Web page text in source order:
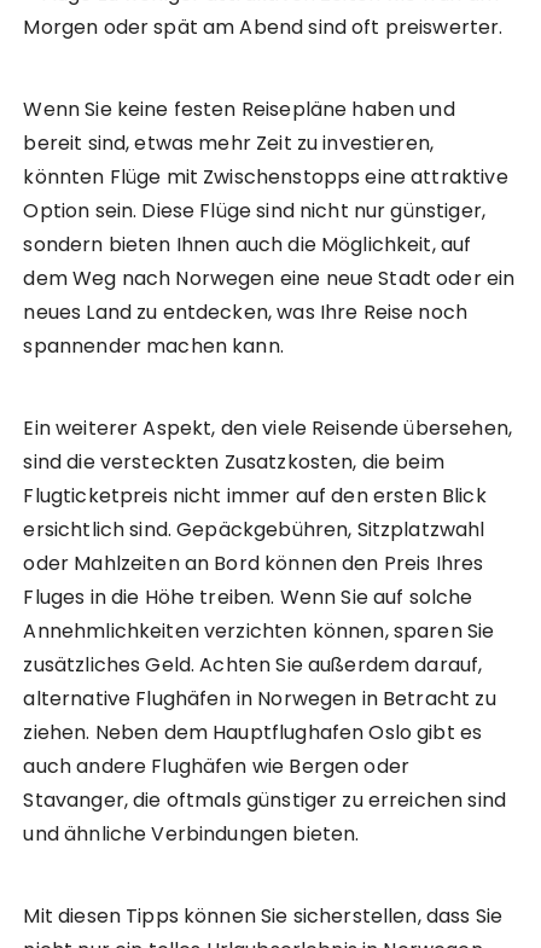
Morgen oder spät am Abend sind oft preiswerter.
Wenn Sie keine festen Reisepläne haben und
bereit sind, etwas mehr Zeit zu investieren,
könnten Flüge mit Zwischenstopps eine attraktive
Option sein. Diese Flüge sind nicht nur günstiger,
sondern bieten Ihnen auch die Möglichkeit, auf
dem Weg nach Norwegen eine neue Stadt oder ein
neues Land zu entdecken, was Ihre Reise noch
spannender machen kann.
Ein weiterer Aspekt, den viele Reisende übersehen,
sind die versteckten Zusatzkosten, die beim
Flugticketpreis nicht immer auf den ersten Blick
ersichtlich sind. Gepäckgebühren, Sitzplatzwahl
oder Mahlzeiten an Bord können den Preis Ihres
Fluges in die Höhe treiben. Wenn Sie auf solche
Annehmlichkeiten verzichten können, sparen Sie
zusätzliches Geld. Achten Sie außerdem darauf,
alternative Flughäfen in Norwegen in Betracht zu
ziehen. Neben dem Hauptflughafen Oslo gibt es
auch andere Flughäfen wie Bergen oder
Stavanger, die oftmals günstiger zu erreichen sind
und ähnliche Verbindungen bieten.
Mit diesen Tipps können Sie sicherstellen, dass Sie